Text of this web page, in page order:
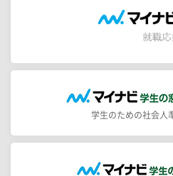
学生のための社会人